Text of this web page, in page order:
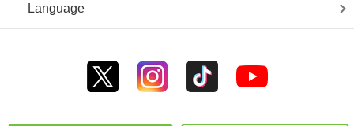
Language